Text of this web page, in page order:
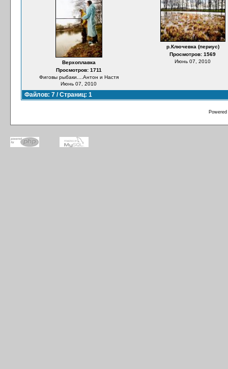
Верхоплавка
Просмотров: 1711
Фиговы рыбаки....Антон и Настя
Июнь 07, 2010
р.Ключевка (периус)
Просмотров: 1569
Июнь 07, 2010
Файлов: 7 / Страниц: 1